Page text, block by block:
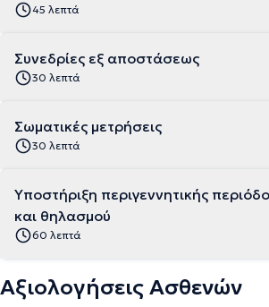
45 λεπτά
Συνεδρίες εξ αποστάσεως
30 λεπτά
Σωματικές μετρήσεις
30 λεπτά
Υποστήριξη περιγεννητικής
και θηλασμού
60 λεπτά
Αξιολογήσεις Ασθενών